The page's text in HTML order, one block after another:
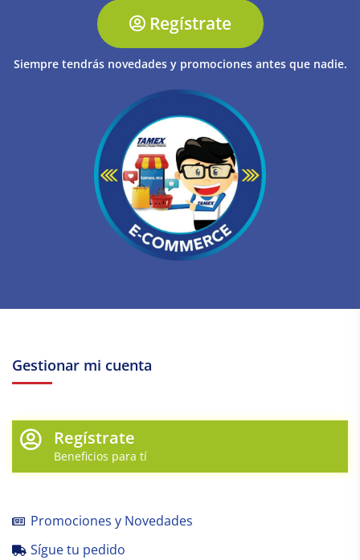
Regístrate
Siempre tendrás novedades y promociones antes que nadie.
Gestionar mi cuenta
Regístrate
Beneficios para tí
Promociones y Novedades
Sígue tu pedido